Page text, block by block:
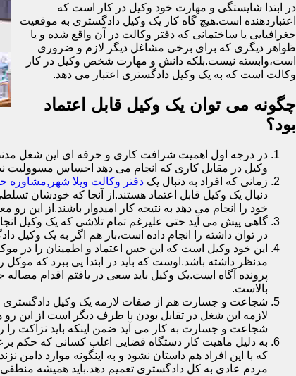
در ابتدا شایستگی و مهارت خود وکیل در کار است که
اعتباردهنده است.هیچ گاه کار یک وکیل دادگستری به موقعیت
جغرافیایی یا ساختمانی که دفتر وکالت در آن واقع شده و یا
ظواهر دیگری که برای برخی مشاغل دیگر لازم و ضروری
است،وابسته نیست.بلکه دانش و مهارت شخص وکیل در کار
وکالت است که به یک وکیل دادگستری اعتبار می دهد.
چگونه می توان یک وکیل قابل اعتماد
بود؟
در درجه اول اهمیت شرافت کاری و حرفه ای این شغل
وکیل در مقابل کاری که انجام می دهد احساس مسوولیت
زمانی که افراد به دنبال یک دفتر وکالت ویلا شهر,مشاوره
دنبال یک وکیل قابل اعتماد هستند.از آنجا که خودشان
خود را انجام می دهد به نتیجه کار امیدوار باشند.از این
گاهی پیش می آید حتی علیرغم تمام تلاشی که یک وکیل
در توان داشته را انجام داده است،باز هم اگر به یک وکیل
این خود وکیل است که این حس اعتماد و اطمینان را در
مدنظر داشته باشد.اوست که باید در ابتدا پی ببرد که
پرونده آگاه است.یک وکیل باید سعی در یافتم اقدام
بالاست.
شجاعت و جسارت هم از صفات لازمه یک وکیل دادگستری
لازمه این شغل در تقابل بودن با طرف دیگر است از این
شجاعت و جسارت به کار می آید ضمن اینکه باید نزاکت را
به دلیل ماهیت کار دستگاه قضایی اغلب کسانی که حکم
که با این افراد هم داستان نشود و به اینگونه موارد
مردم عادی به کل دادگستری تعمیم دهد.باید همیشه منطقی